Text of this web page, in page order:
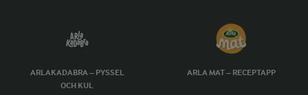
ARLAKADABRA – PYSSEL
OCH KUL
ARLA MAT – RECEPTAPP